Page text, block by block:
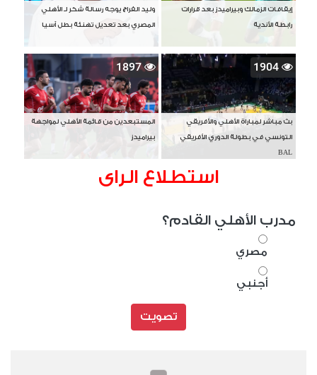
إيقافات الزمالك وبيراميدز بعد قرارات
رابطة الأندية
وليد الفراج يوجه رسالة شكر لـ الأهلي
المصري بعد تعديل تهنئة بطل آسيا
1904
بث مباشر لمباراة الأهلي والأفريقي
التونسي في بطولة الدوري الأفريقي
BAL
1897
المستبعدين من قائمة الأهلي لمواجهة
بيراميدز
استطلاع الراى
مدرب الأهلي القادم؟
مصري
أجنبي
تصويت